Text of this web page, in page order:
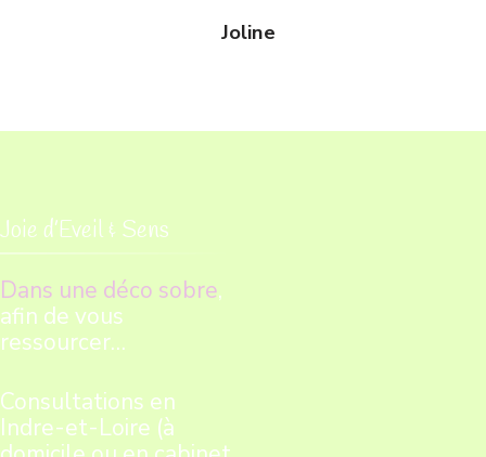
Joline
Joie d’Eveil & Sens
Dans une déco sobre,
afin de vous
ressourcer…
Consultations en
Indre-et-Loire (à